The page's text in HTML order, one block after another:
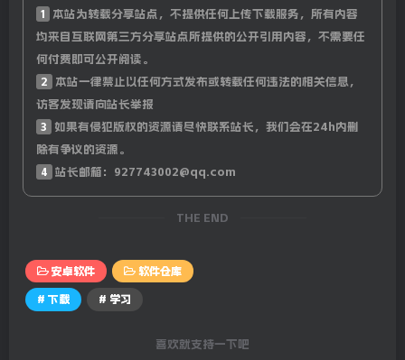
1
本站为转载分享站点，不提供任何上传下载服务，所有内容
均来自互联网第三方分享站点所提供的公开引用内容，不需要任
何付费即可公开阅读。
2
本站一律禁止以任何方式发布或转载任何违法的相关信息，
访客发现请向站长举报
3
如果有侵犯版权的资源请尽快联系站长，我们会在24h内删
除有争议的资源。
4 站长邮箱：927743002@qq.com
THE END
安卓软件 软件仓库
# 下载 # 学习
喜欢就支持一下吧